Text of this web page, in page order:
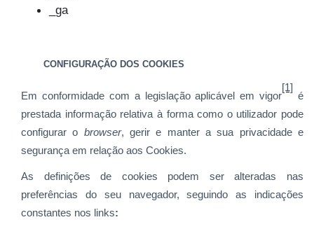
_ga
CONFIGURAÇÃO DOS COOKIES
Em conformidade com a legislação aplicável em vigor
[1]
é
prestada informação relativa à forma como o utilizador pode
configurar o browser, gerir e manter a sua privacidade e
segurança em relação aos Cookies.
As definições de cookies podem ser alteradas nas
preferências do seu navegador, seguindo as indicações
constantes nos links: